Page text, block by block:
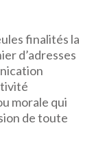
finalités la
d’adresses
morale qui
de toute